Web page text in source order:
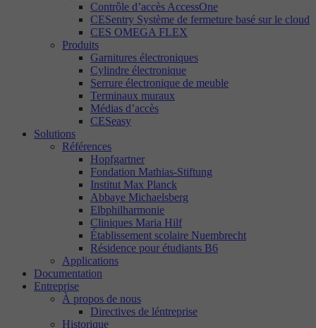
Contrôle d’accès AccessOne
CESentry Système de fermeture basé sur le cloud
CES OMEGA FLEX
Produits
Garnitures électroniques
Cylindre électronique
Serrure électronique de meuble
Terminaux muraux
Médias d’accès
CESeasy
Solutions
Références
Hopfgartner
Fondation Mathias-Stiftung
Institut Max Planck
Abbaye Michaelsberg
Elbphilharmonie
Cliniques Maria Hilf
Établissement scolaire Nuembrecht
Résidence pour étudiants B6
Applications
Documentation
Entreprise
À propos de nous
Directives de léntreprise
Historique